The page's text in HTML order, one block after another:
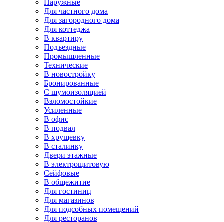
Наружные
Для частного дома
Для загородного дома
Для коттеджа
В квартиру
Подъездные
Промышленные
Технические
В новостройку
Бронированные
С шумоизоляцией
Взломостойкие
Усиленные
В офис
В подвал
В хрущевку
В сталинку
Двери этажные
В электрощитовую
Сейфовые
В общежитие
Для гостиниц
Для магазинов
Для подсобных помещений
Для ресторанов